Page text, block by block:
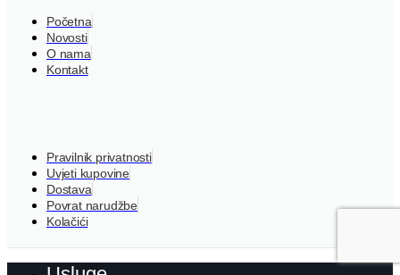
Početna
Novosti
O nama
Kontakt
Pravilnik privatnosti
Uvjeti kupovine
Dostava
Povrat narudžbe
Kolačići